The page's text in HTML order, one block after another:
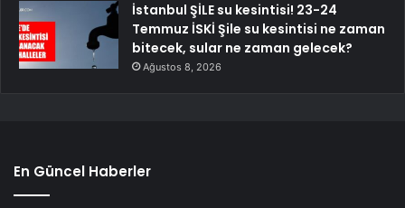
İstanbul ŞİLE su kesintisi! 23-24
Temmuz İSKİ Şile su kesintisi ne zaman
bitecek, sular ne zaman gelecek?
Ağustos 8, 2026
En Güncel Haberler